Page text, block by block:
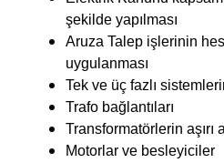
şekilde yapılması
Aruza Talep işlerinin
uygulanması
Tek ve üç fazlı
Trafo bağlantıları
Transformatörlerin aşırı
Motorlar ve besleyiciler